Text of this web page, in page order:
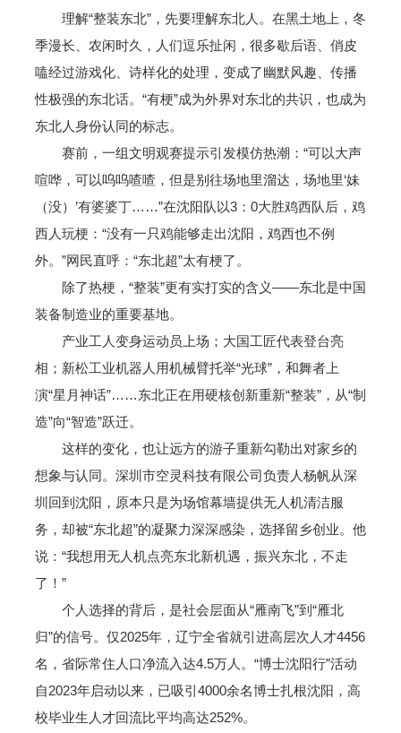
理解“整装东北”，先要理解东北人。在黑土地上，冬
季漫长、农闲时久，人们逗乐扯闲，很多歇后语、俏皮
嗑经过游戏化、诗样化的处理，变成了幽默风趣、传播
性极强的东北话。“有梗”成为外界对东北的共识，也成为
东北人身份认同的标志。
赛前，一组文明观赛提示引发模仿热潮：“可以大声
喧哗，可以呜呜喳喳，但是别往场地里溜达，场地里‘妹
（没）’有婆婆丁……”在沈阳队以3：0大胜鸡西队后，鸡
西人玩梗：“没有一只鸡能够走出沈阳，鸡西也不例
外。”网民直呼：“东北超”太有梗了。
除了热梗，“整装”更有实打实的含义——东北是中国
装备制造业的重要基地。
产业工人变身运动员上场；大国工匠代表登台亮
相；新松工业机器人用机械臂托举“光球”，和舞者上
演“星月神话”……东北正在用硬核创新重新“整装”，从“制
造”向“智造”跃迁。
这样的变化，也让远方的游子重新勾勒出对家乡的
想象与认同。深圳市空灵科技有限公司负责人杨帆从深
圳回到沈阳，原本只是为场馆幕墙提供无人机清洁服
务，却被“东北超”的凝聚力深深感染，选择留乡创业。他
说：“我想用无人机点亮东北新机遇，振兴东北，不走
了！”
个人选择的背后，是社会层面从“雁南飞”到“雁北
归”的信号。仅2025年，辽宁全省就引进高层次人才4456
名，省际常住人口净流入达4.5万人。“博士沈阳行”活动
自2023年启动以来，已吸引4000余名博士扎根沈阳，高
校毕业生人才回流比平均高达252%。